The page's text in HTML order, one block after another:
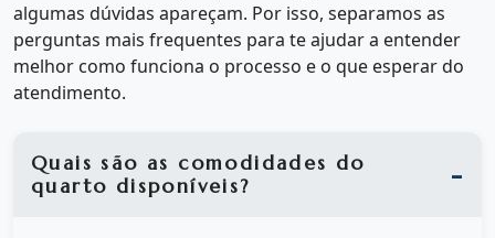
algumas dúvidas apareçam. Por isso, separamos as
perguntas mais frequentes para te ajudar a entender
melhor como funciona o processo e o que esperar do
atendimento.
Quais são as comodidades do
quarto disponíveis?